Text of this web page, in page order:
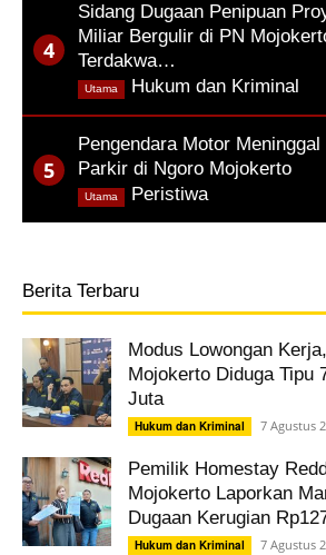
Sidang Dugaan Penipuan
Miliar Bergulir di PN
Terdakwa…
Hukum dan Kriminal
Utama
Pengendara Motor
Parkir di Ngoro Mojokerto
Peristiwa,
Utama
Berita Terbaru
Modus Lowongan
Mojokerto Diduga Tipu
Juta
Hukum dan Kriminal 7 Agustus
Pemilik Homestay
Mojokerto Laporkan
Dugaan Kerugian
Hukum dan Kriminal 7 Agustus